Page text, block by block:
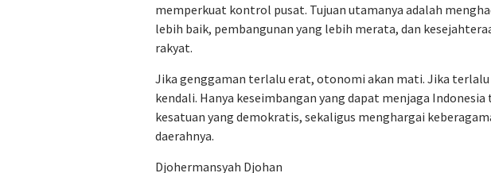
memperkuat kontrol pusat. Tujuan utamanya adalah
lebih baik, pembangunan yang lebih merata, dan
rakyat.
Jika genggaman terlalu erat, otonomi akan mati. Jika
kendali. Hanya keseimbangan yang dapat menjaga
kesatuan yang demokratis, sekaligus menghargai
daerahnya.
Djohermansyah Djohan